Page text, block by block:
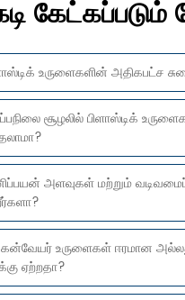
உருளைகளின் அதிகபட்ச
சூழலில் பிளாஸ்டிக்
அளவுகள் மற்றும்
கன்வேயர் உருளைகள் ஈரமான
ஏற்றதா?